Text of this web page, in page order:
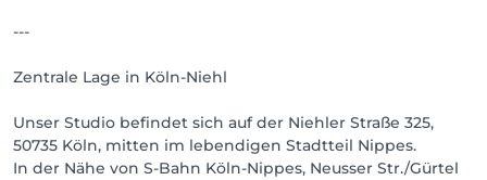
---
Zentrale Lage in Köln-Niehl
Unser Studio befindet sich auf der Niehler Straße 325,
50735 Köln, mitten im lebendigen Stadtteil Nippes.
In der Nähe von S-Bahn Köln-Nippes, Neusser Str./Gürtel